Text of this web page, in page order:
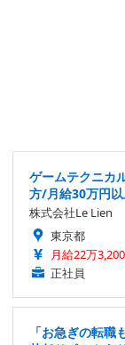
ゲームテクニカ
方/月給30万円
株式会社Le Lien
東京都
月給22万
正社員
「お急ぎの転